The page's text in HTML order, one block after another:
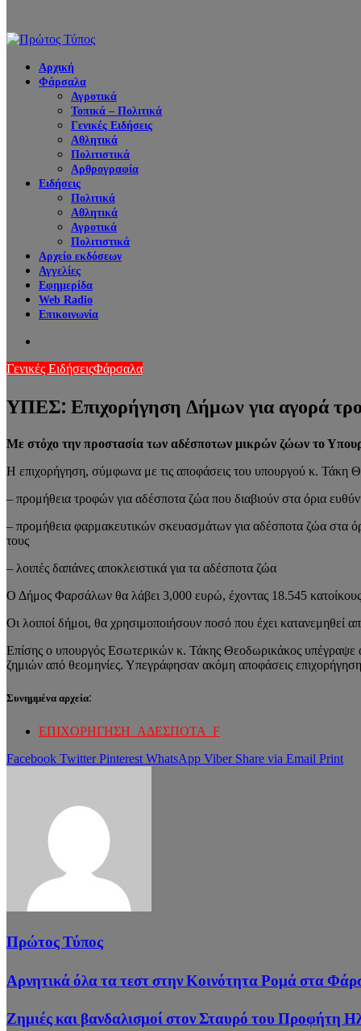
Αρχική
Φάρσαλα
Αγροτικά
Τοπικά – Πολιτικά
Γενικές Ειδήσεις
Αθλητικά
Πολιτιστικά
Αρθρογραφία
Ειδήσεις
Πολιτικά
Αθλητικά
Αγροτικά
Πολιτιστικά
Αρχείο εκδόσεων
Αγγελίες
Εφημερίδα
Web Radio
Επικοινωνία
Γενικές ΕιδήσειςΦάρσαλα
ΥΠΕΣ: Επιχορήγηση Δήμων για αγορά
Με στόχο την προστασία των αδέσποτων μικρών ζώων το
Η επιχορήγηση, σύμφωνα με τις αποφάσεις του υπουργού κ. Τάκη
– προμήθεια τροφών για αδέσποτα ζώα που διαβιούν στα όρια
– προμήθεια φαρμακευτικών σκευασμάτων για αδέσποτα ζώα στα
τους
– λοιπές δαπάνες αποκλειστικά για τα αδέσποτα ζώα
Ο Δήμος Φαρσάλων θα λάβει 3,000 ευρώ, έχοντας 18.545 κατοίκους
Οι λοιποί δήμοι, θα χρησιμοποιήσουν ποσό που έχει
Επίσης ο υπουργός Εσωτερικών κ. Τάκης Θεοδωρικάκος υπέγραψε
ζημιών από θεομηνίες. Υπεγράφησαν ακόμη αποφάσεις
Συνημμένα αρχεία:
ΕΠΙΧΟΡΗΓΗΣΗ_ΑΔΕΣΠΟΤΑ_F
Facebook Twitter Pinterest WhatsApp Viber Share via Email Print
Πρώτος Τύπος
Αρνητικά όλα τα τεστ στην Κοινότητα Ρομά στα
Ζημιές και βανδαλισμοί στον Σταυρό του